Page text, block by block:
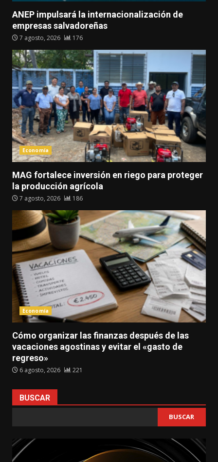
ANEP impulsará la internacionalización de
empresas salvadoreñas
7 agosto, 2026 176
Economía
MAG fortalece inversión en riego para proteger
la producción agrícola
7 agosto, 2026 186
Economía
Cómo organizar las finanzas después de las
vacaciones agostinas y evitar el «gasto de
regreso»
6 agosto, 2026 221
BUSCAR
BUSCAR